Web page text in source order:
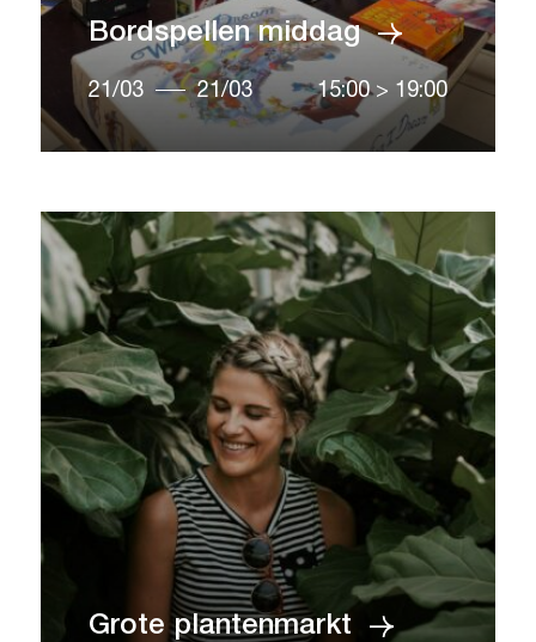
Bordspellen middag
21/03 21/03 15:00 > 19:00
Grote plantenmarkt